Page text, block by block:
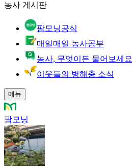
농사 게시판
팜모닝공식
매일매일 농사공부
농사, 무엇이든 물어보세요
이웃들의 병해충 소식
메뉴
팜모닝